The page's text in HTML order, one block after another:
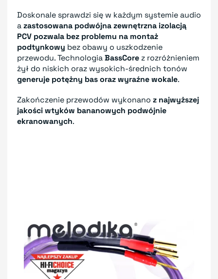
Doskonale sprawdzi się w każdym systemie audio
azastosowana podwójna zewnętrzna izolacją
PCV pozwala bez problemu na montaż
podtynkowy bez obawy o uszkodzenie
przewodu. TechnologiaBassCore z rozróżnieniem
żył do niskich oraz wysokich-średnich tonów
generuje potężny bas oraz wyraźne wokale.
Zakończenie przewodów wykonano z najwyższej
jakości wtyków bananowych podwójnie
ekranowanych.